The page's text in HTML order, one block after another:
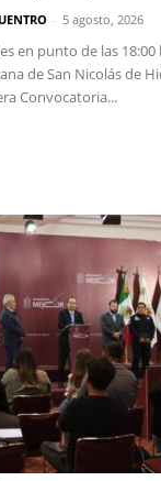
- 5 agosto, 2026
en punto de las 18:00
de San Nicolás de
Convocatoria...